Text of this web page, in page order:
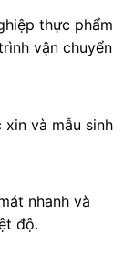
thực phẩm
vận chuyển
và mẫu sinh
nhanh và
độ.